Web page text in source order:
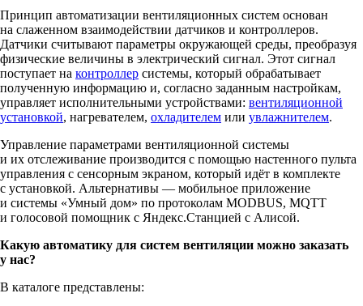
Принцип автоматизации вентиляционных систем основан
на слаженном взаимодействии датчиков и контроллеров.
Датчики считывают параметры окружающей среды, преобразуя
физические величины в электрический сигнал. Этот сигнал
поступает на контроллер системы, который обрабатывает
полученную информацию и, согласно заданным настройкам,
управляет исполнительными устройствами: вентиляционной
установкой, нагревателем, охладителем или увлажнителем.
Управление параметрами вентиляционной системы
и их отслеживание производится с помощью настенного пульта
управления с сенсорным экраном, который идёт в комплекте
с установкой. Альтернативы — мобильное приложение
и системы «Умный дом» по протоколам MODBUS, MQTT
и голосовой помощник с Яндекс.Станцией с Алисой.
Какую автоматику для систем вентиляции можно заказать
у нас?
В каталоге представлены: